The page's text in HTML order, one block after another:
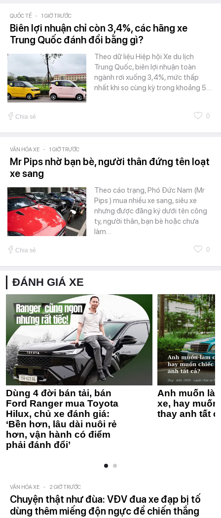
QUỐC TẾ - 1 GIỜ TRƯỚC
Biên lợi nhuận chỉ còn 3,4%, các hãng xe
Trung Quốc đánh đổi bằng gì?
Theo dữ liệu Hiệp hội Xe du lịch
Trung Quốc, biên lợi nhuận toàn
ngành rơi xuống 3,4%, mức thấp
nhất khi so cùng kỳ trong khoảng 5…
Chia sẻ 0
VĂN HÓA XE - 1 GIỜ TRƯỚC
Mr Pips nhờ bạn bè, người thân đứng tên loạt
xe sang
Theo cáo trạng, Phó Đức Nam (Mr
Pips ) mua nhiều xe sang, siêu xe
nhưng được đăng ký dưới tên công
ty, người thân, bạn bè hoặc chưa
làm…
Chia sẻ 0
ĐÁNH GIÁ XE
Dùng 4 đời bán tải, bán
Ford Ranger mua Toyota
Hilux, chủ xe đánh giá:
‘Bền hơn, lâu dài nuôi rẻ
hơn, vận hành có điểm
phải đánh đổi’
Anh muốn
xe, hay
thay anh tất
VĂN HÓA XE - 2 GIỜ TRƯỚC
Chuyện thật như đùa: VĐV đua xe đạp bị tố
dùng thêm miếng độn ngực để chiến thắng